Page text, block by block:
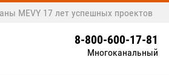
MEVY 17 лет успешных проектов
8-800-600-17-81
Многоканальный